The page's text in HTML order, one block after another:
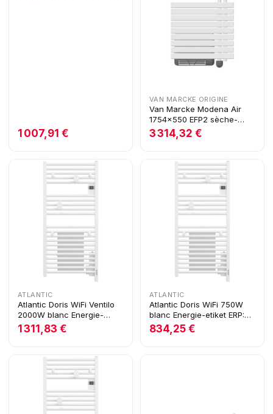
1 007,91 €
VAN MARCKE ORIGINE
Van Marcke Modena Air
1754x550 EFP2 sèche-
serviettes H1803xL550
2x1000W blanc
3 314,32 €
ATLANTIC
Atlantic Doris WiFi Ventilo
2000W blanc Energie-
etiket ERP: A+
1 311,83 €
ATLANTIC
Atlantic Doris WiFi 750W
blanc Energie-etiket ERP:
A+
834,25 €